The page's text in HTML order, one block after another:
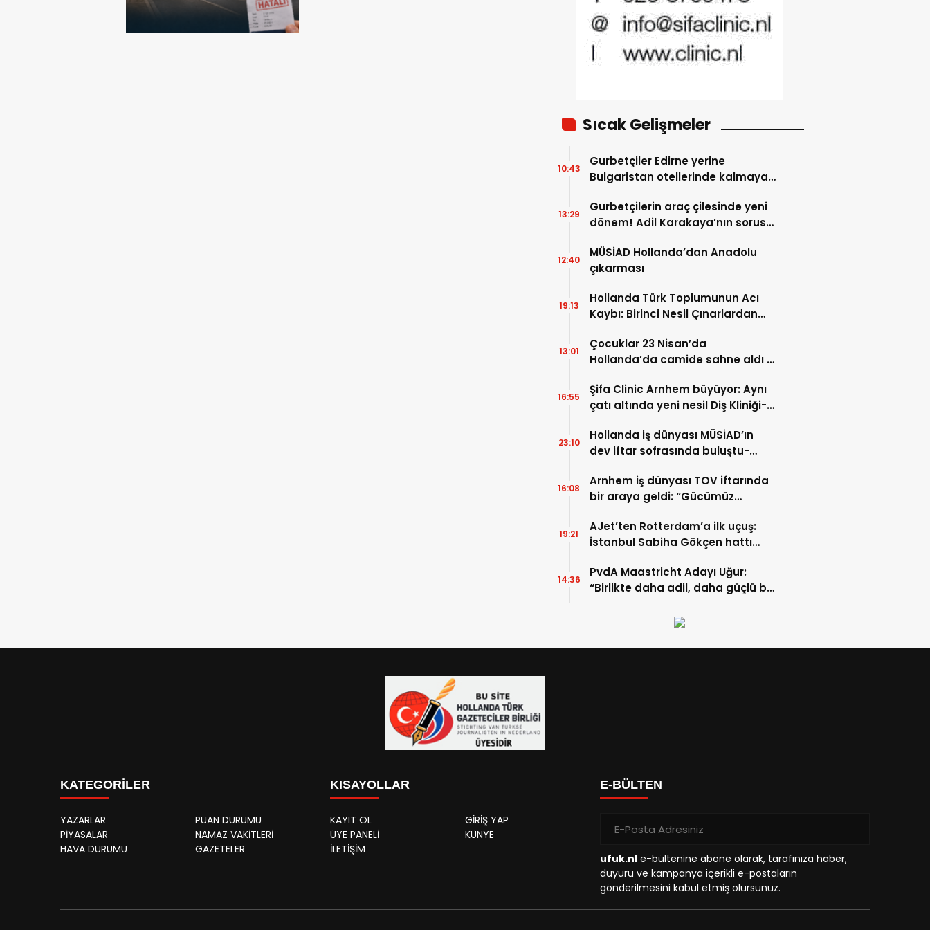
Sıcak Gelişmeler
Gurbetçiler Edirne yerine
Bulgaristan otellerinde kalmaya
10:43
Gurbetçilerin araç çilesinde yeni
dönem! Adil Karakaya’nın sorusu
13:29
MÜSİAD Hollanda’dan Anadolu
çıkarması
12:40
Hollanda Türk Toplumunun Acı
Kaybı: Birinci Nesil Çınarlardan
19:13
Çocuklar 23 Nisan’da
Hollanda’da camide sahne aldı –
13:01
Şifa Clinic Arnhem büyüyor: Aynı
çatı altında yeni nesil Diş Kliniği-
16:55
Hollanda iş dünyası MÜSİAD’ın
dev iftar sofrasında buluştu-
23:10
Arnhem iş dünyası TOV iftarında
bir araya geldi: “Gücümüz
16:08
AJet’ten Rotterdam’a ilk uçuş:
İstanbul Sabiha Gökçen hattı
19:21
PvdA Maastricht Adayı Uğur:
“Birlikte daha adil, daha güçlü bir
14:36
KATEGORİLER
YAZARLAR
PUAN DURUMU
PİYASALAR
NAMAZ VAKİTLERİ
HAVA DURUMU
GAZETELER
KISAYOLLAR
KAYIT OL
GİRİŞ YAP
ÜYE PANELİ
KÜNYE
İLETİŞİM
E-BÜLTEN
ufuk.nl e-bültenine abone olarak, tarafınıza haber,
duyuru ve kampanya içerikli e-postaların
gönderilmesini kabul etmiş olursunuz.